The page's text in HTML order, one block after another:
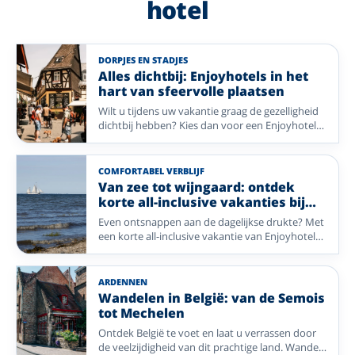
hotel
DORPJES EN STADJES
Alles dichtbij: Enjoyhotels in het
hart van sfeervolle plaatsen
Wilt u tijdens uw vakantie graag de gezelligheid
dichtbij hebben? Kies dan voor een Enjoyhotel
in of nabij het centrum. Van historische pleinen
en sfeervolle winkelstraten tot gezellige
dorpskernen: stap de deur uit en ontdek direct
de charme van uw vakantiebestemming. Geniet
van comfort, gastvrijheid en alle mooie plekken
die op loopafstand liggen.
COMFORTABEL VERBLIJF
Van zee tot wijngaard: ontdek
korte all-inclusive vakanties bij
Enjoyhotels
Even ontsnappen aan de dagelijkse drukte? Met
een korte all-inclusive vakantie van Enjoyhotels
geniet u in een paar dagen van alles wat een
vakantie bijzonder maakt. Van frisse zeelucht op
de Waddeneilanden tot prachtige landschappen
en gezellige plaatsen in Duitsland en België: uw
verblijf is compleet verzorgd, zodat u alleen nog
hoeft te genieten.
ARDENNEN
Wandelen in België: van de Semois
tot Mechelen
Ontdek België te voet en laat u verrassen door
de veelzijdigheid van dit prachtige land. Wandel